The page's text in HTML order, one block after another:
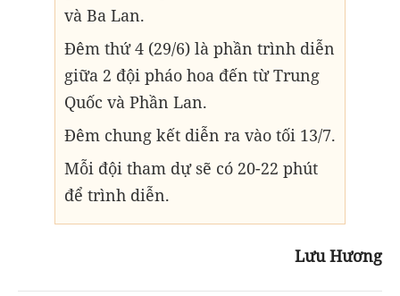
và Ba Lan.
Đêm thứ 4 (29/6) là phần trình diễn
giữa 2 đội pháo hoa đến từ Trung
Quốc và Phần Lan.
Đêm chung kết diễn ra vào tối 13/7.
Mỗi đội tham dự sẽ có 20-22 phút
để trình diễn.
Lưu Hương